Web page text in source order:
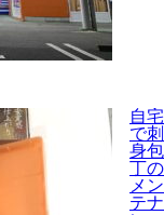
自宅
で刺
身包
丁の
メン
テナ